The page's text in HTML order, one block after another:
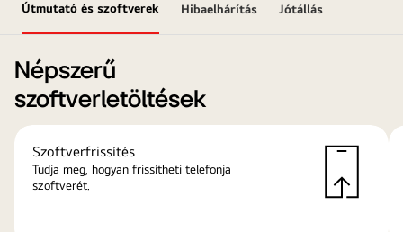
Útmutató és szoftverek Hibaelhárítás Jótállás
Népszerű
szoftverletöltések
Szoftverfrissítés
Tudja meg, hogyan frissítheti telefonja
szoftverét.